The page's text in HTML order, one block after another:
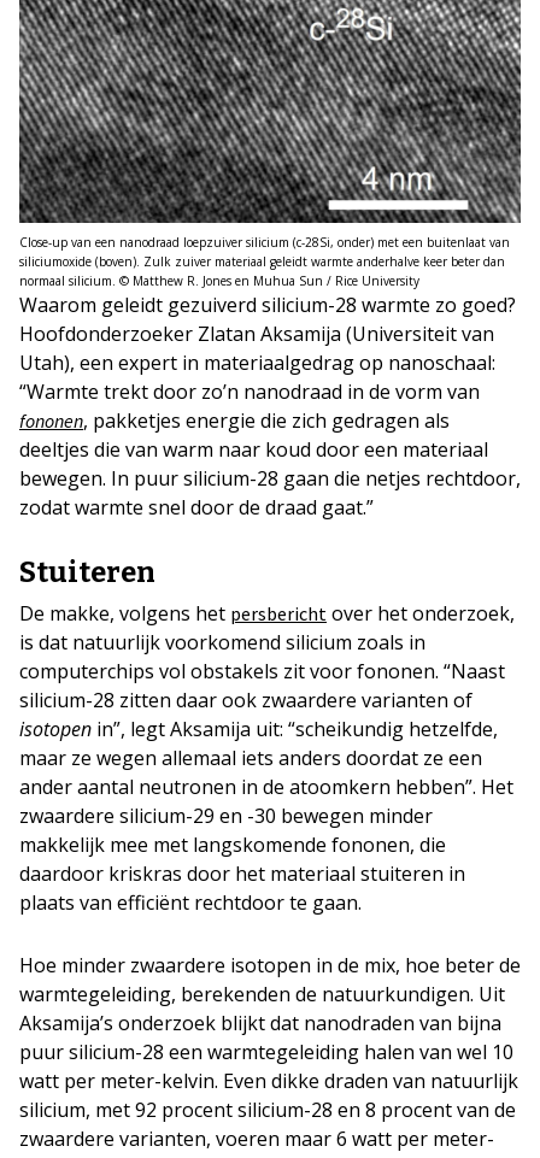
Close-up van een nanodraad loepzuiver silicium (c-28Si, onder) met een buitenlaat van
siliciumoxide (boven). Zulk zuiver materiaal geleidt warmte anderhalve keer beter dan
normaal silicium. © Matthew R. Jones en Muhua Sun / Rice University
Waarom geleidt gezuiverd silicium-28 warmte zo goed?
Hoofdonderzoeker Zlatan Aksamija (Universiteit van
Utah), een expert in materiaalgedrag op nanoschaal:
“Warmte trekt door zo’n nanodraad in de vorm van
fononen, pakketjes energie die zich gedragen als
deeltjes die van warm naar koud door een materiaal
bewegen. In puur silicium-28 gaan die netjes rechtdoor,
zodat warmte snel door de draad gaat.”
Stuiteren
De makke, volgens het persbericht over het onderzoek,
is dat natuurlijk voorkomend silicium zoals in
computerchips vol obstakels zit voor fononen. “Naast
silicium-28 zitten daar ook zwaardere varianten of
isotopen in”, legt Aksamija uit: “scheikundig hetzelfde,
maar ze wegen allemaal iets anders doordat ze een
ander aantal neutronen in de atoomkern hebben”. Het
zwaardere silicium-29 en -30 bewegen minder
makkelijk mee met langskomende fononen, die
daardoor kriskras door het materiaal stuiteren in
plaats van efficiënt rechtdoor te gaan.
Hoe minder zwaardere isotopen in de mix, hoe beter de
warmtegeleiding, berekenden de natuurkundigen. Uit
Aksamija’s onderzoek blijkt dat nanodraden van bijna
puur silicium-28 een warmtegeleiding halen van wel 10
watt per meter-kelvin. Even dikke draden van natuurlijk
silicium, met 92 procent silicium-28 en 8 procent van de
zwaardere varianten, voeren maar 6 watt per meter-